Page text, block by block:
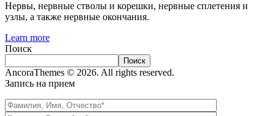
Нервы, нервные стволы и корешки, нервные сплетения и
узлы, а также нервные окончания.
Learn more
Поиск
Поиск
AncoraThemes © 2026. All rights reserved.
Запись на прием